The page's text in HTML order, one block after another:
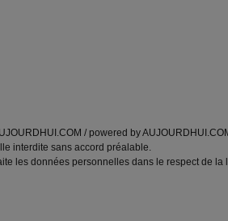
/ powered by
interdite sans accord préalable.
les données personnelles dans le respect de